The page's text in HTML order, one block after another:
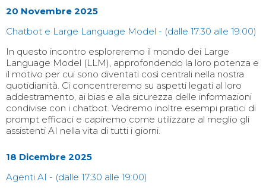
20 Novembre 2025
Chatbot e Large Language Model - (dalle 17:30 alle 19:00)
In questo incontro esploreremo il mondo dei Large
Language Model (LLM), approfondendo la loro potenza e
il motivo per cui sono diventati così centrali nella nostra
quotidianità. Ci concentreremo su aspetti legati al loro
addestramento, ai bias e alla sicurezza delle informazioni
condivise con i chatbot. Vedremo inoltre esempi pratici di
prompt efficaci e capiremo come utilizzare al meglio gli
assistenti AI nella vita di tutti i giorni.
18 Dicembre 2025
Agenti AI - (dalle 17:30 alle 19:00)